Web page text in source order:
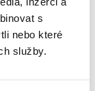
s
nebo které
služby.
alebo
je